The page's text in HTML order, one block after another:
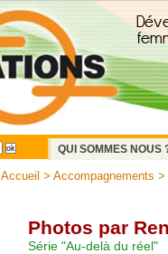
QUI SOMMES NOUS
Accueil > Accompagnements >
Photos par
Série "Au-delà du réel"